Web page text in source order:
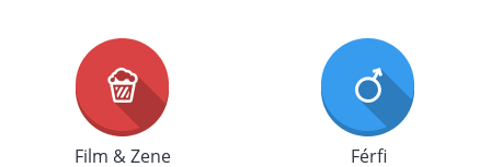
Film & Zene Férfi